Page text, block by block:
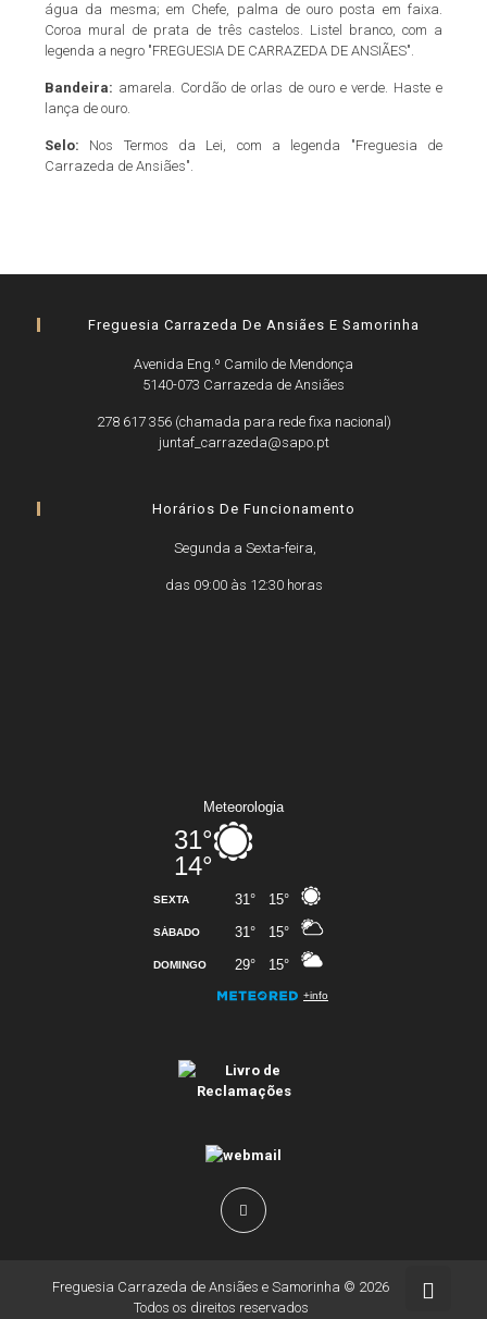
água da mesma; em Chefe, palma de ouro posta em faixa.
Coroa mural de prata de três castelos. Listel branco, com a
legenda a negro "FREGUESIA DE CARRAZEDA DE ANSIÃES".
Bandeira: amarela. Cordão de orlas de ouro e verde. Haste e
lança de ouro.
Selo: Nos Termos da Lei, com a legenda "Freguesia de
Carrazeda de Ansiães".
Freguesia Carrazeda De Ansiães E Samorinha
Avenida Eng.º Camilo de Mendonça
5140-073 Carrazeda de Ansiães
278 617 356 (chamada para rede fixa nacional)
juntaf_carrazeda@sapo.pt
Horários De Funcionamento
Segunda a Sexta-feira,
das 09:00 às 12:30 horas
Freguesia Carrazeda de Ansiães e Samorinha © 2026
Todos os direitos reservados